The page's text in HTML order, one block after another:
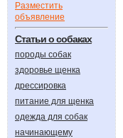
Разместить
объявление
Статьи о собаках
породы собак
здоровье щенка
дрессировка
питание для щенка
одежда для собак
начинающему